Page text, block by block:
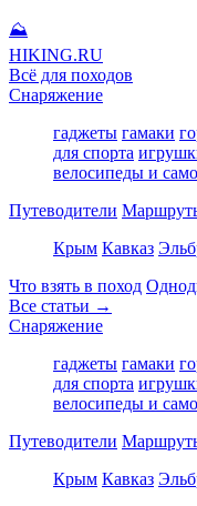
⛰
HIKING.RU
Всё для походов
Снаряжение
гаджеты гамаки
для спорта
велосипеды и
Путеводители
Крым Кавказ
Что взять в поход
Все статьи →
Снаряжение
гаджеты гамаки
для спорта
велосипеды и
Путеводители
Крым Кавказ